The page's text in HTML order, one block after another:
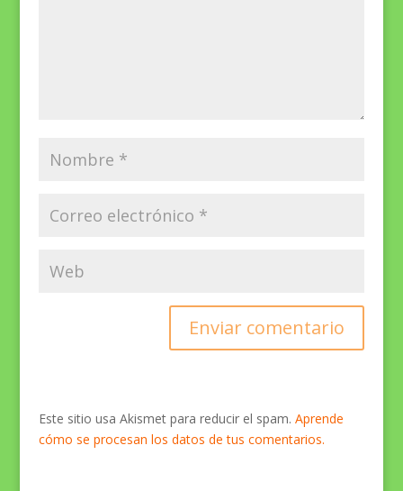
Este sitio usa Akismet para reducir el spam. Aprende
cómo se procesan los datos de tus comentarios.